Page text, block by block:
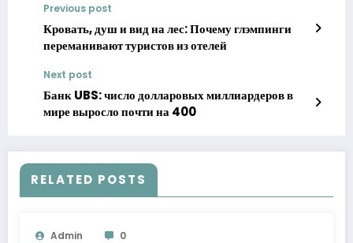
Previous post
Кровать, душ и вид на лес: Почему глэмпинги
переманивают туристов из отелей
Next post
Банк UBS: число долларовых миллиардеров в
мире выросло почти на 400
RELATED POSTS
Admin 0